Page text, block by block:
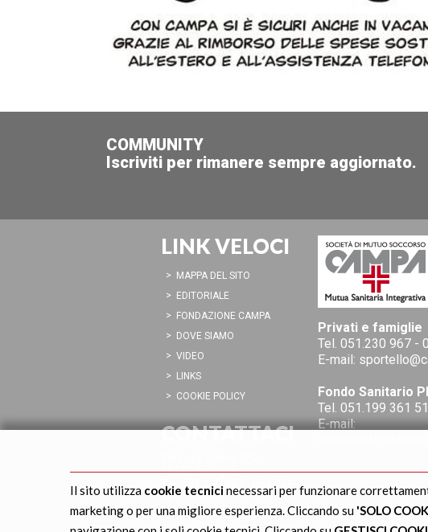
COMMUNITY
Iscriviti per rimanere sempre aggiornato.
LINK VELOCI
MAPPA DEL SITO
EDITORIALE
FONDAZIONE CAMPA
DOVE SIAMO
VIDEO
LINKS
COOKIE POLICY
CONTATTACI
40122 Bologna
Tel. 051.230 967 - 051.269
967
E-mail:info@campa.it
Privati e famiglie
Tel. 051.230 967-
E-mail:
Fondo Sanitario
Tel. 051.199 361 51
E-mail:
Il sito utilizza cookie tecnicinecessari per funzionare
marketing o per una migliore esperienza. Cliccando su 'SOLO